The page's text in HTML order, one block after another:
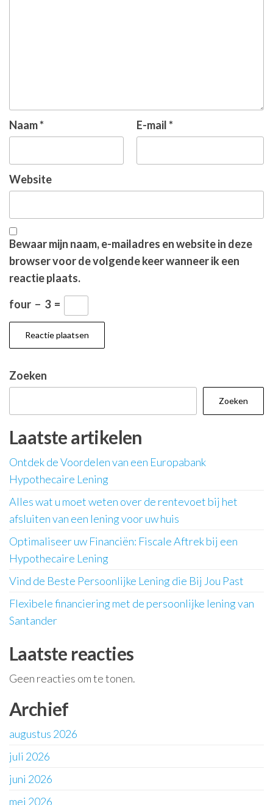
Naam* E-mail*
Website
Bewaar mijn naam, e-mailadres en website in deze
browser voor de volgende keer wanneer ik een
reactie plaats.
four − 3 =
Zoeken
Zoeken
Laatste artikelen
Ontdek de Voordelen van een Europabank
Hypothecaire Lening
Alles wat u moet weten over de rentevoet bij het
afsluiten van een lening voor uw huis
Optimaliseer uw Financiën: Fiscale Aftrek bij een
Hypothecaire Lening
Vind de Beste Persoonlijke Lening die Bij Jou Past
Flexibele financiering met de persoonlijke lening van
Santander
Laatste reacties
Geen reacties om te tonen.
Archief
augustus 2026
juli 2026
juni 2026
mei 2026